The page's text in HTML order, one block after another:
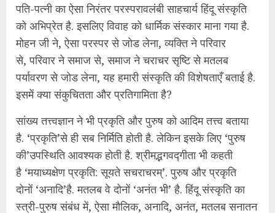
पति-पत्नी का ऐसा निरंतर परस्परावलंबी साहचार्य हिंदू संस्कृति
को अभिप्रेत है. इसलिए विवाह को धार्मिक संस्कार माना गया है.
मोहन जी ने, ऐसा परस्पर से जोड लेना, व्यक्ति ने परिवार
से, परिवार ने समाज से, समाज ने चराचर सृष्टि से मतलब
पर्यावरण से जोड लेना, यह हमारी संस्कृति की विशेषताएँ बताई है.
इसमें क्या संकुचितता और प्रतिगामिता है?
सांख्य तत्त्वज्ञान ने भी प्रकृति और पुरुष को आदिम तत्त्व बताया
है. ‘प्रकृति’से ही सब निर्मिति होती है. लेकिन इसके लिए ‘पुरुष
की’उपस्थिति आवश्यक होती है. श्रीमद्भगवद्गीता भी कहती
है ‘मयाध्यक्षेण प्रकृति: सूयते सचराचरम्’. पुरुष और प्रकृति
दोनों ‘अनादि’है. मतलब वे दोनों ‘अनंत भी’ है. हिंदू संस्कृति का
स्त्री-पुरुष संबंध में, ऐसा मौलिक, अनादि, अनंत, मतलब सनातन